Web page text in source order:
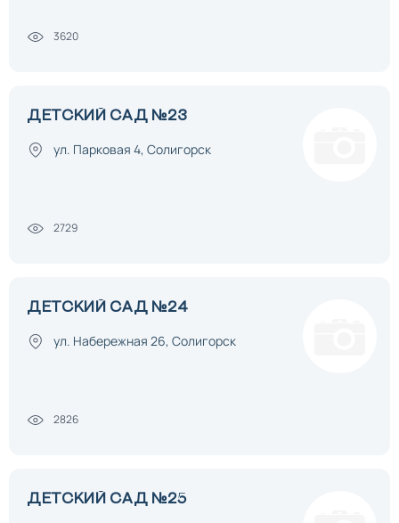
3620
ДЕТСКИЙ САД №23
ул. Парковая 4, Солигорск
2729
ДЕТСКИЙ САД №24
ул. Набережная 26, Солигорск
2826
ДЕТСКИЙ САД №25